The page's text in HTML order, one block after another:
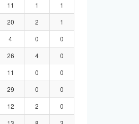
11 1
1
20 2
1
4 0
0
26 4
0
11 0
0
29 0
0
12 2
0